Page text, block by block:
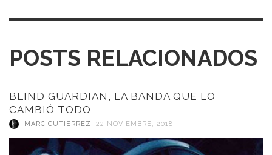
POSTS RELACIONADOS
BLIND GUARDIAN, LA BANDA QUE LO
CAMBIÓ TODO
MARC GUTIÉRREZ , 22 NOVIEMBRE, 2018